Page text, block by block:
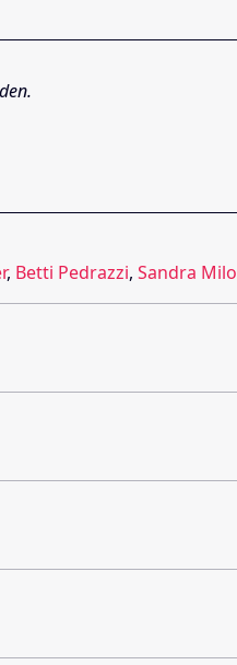
, Betti Pedrazzi, Sandra Milo